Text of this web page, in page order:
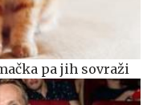
pa jih sovraži